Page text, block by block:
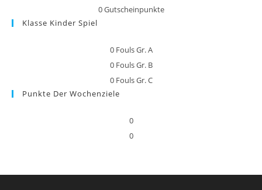
0Gutscheinpunkte
Klasse Kinder Spiel
0 Fouls Gr. A
0 Fouls Gr. B
0 Fouls Gr. C
Punkte Der Wochenziele
0
0